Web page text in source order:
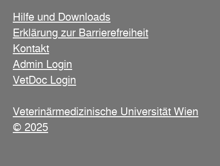
Hilfe und Downloads
Erklärung zur Barrierefreiheit
Kontakt
Admin Login
VetDoc Login
Veterinärmedizinische Universität Wien
© 2025